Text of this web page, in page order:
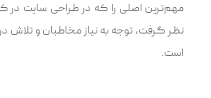
مهم‌ترین اصلی را که در طراحی سایت در
نظر گرفت، توجه به نیاز مخاطبان و تلاش
است.